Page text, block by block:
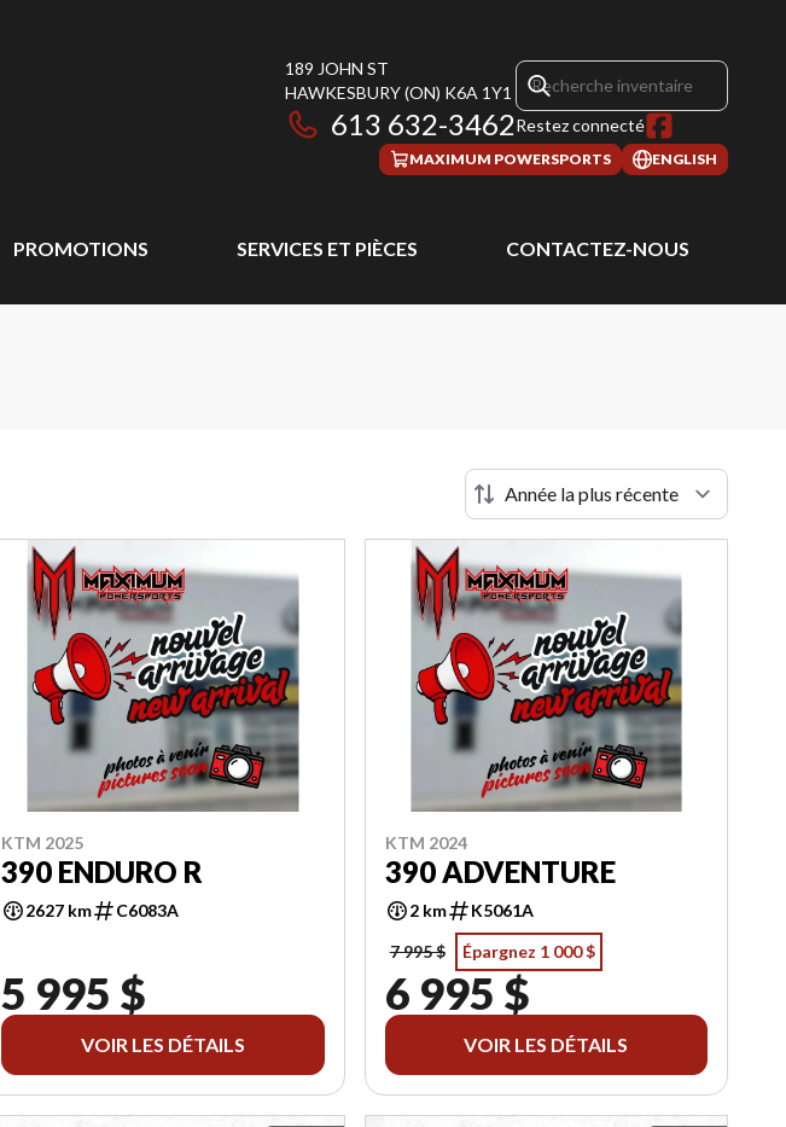
189 JOHN ST
HAWKESBURY(ON) K6A 1Y1
613 632-3462Restez connecté
MAXIMUM POWERSPORTS ENGLISH
PROMOTIONS SERVICES ET PIÈCES CONTACTEZ-NOUS
KTM 2025
390 ENDURO R
2627 km C6083A
5 995 $
VOIR LES DÉTAILS
KTM 2024
390 ADVENTURE
2 km
K5061A
7 995 $
Épargnez 1 000 $
6 995 $
VOIR LES DÉTAILS